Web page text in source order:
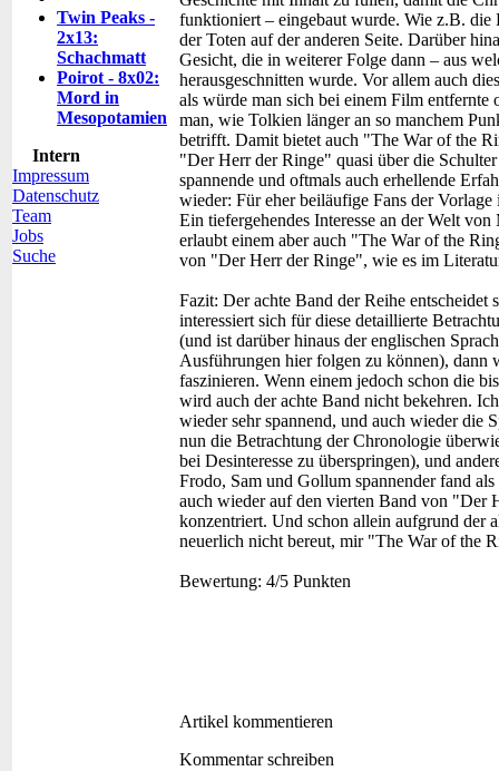
Twin Peaks -
2x13:
Schachmatt
Poirot - 8x02:
Mord in
Mesopotamien
Intern
Impressum
Datenschutz
Team
Jobs
Suche
funktioniert – eingebaut wurde. Wie z.B. die
der Toten auf der anderen Seite. Darüber
Gesicht, die in weiterer Folge dann – aus
herausgeschnitten wurde. Vor allem auch
als würde man sich bei einem Film entfernte
man, wie Tolkien länger an so manchem
betrifft. Damit bietet auch "The War of the
"Der Herr der Ringe" quasi über die
spannende und oftmals auch erhellende
wieder: Für eher beiläufige Fans der
Ein tiefergehendes Interesse an der Welt
erlaubt einem aber auch "The War of the
von "Der Herr der Ringe", wie es im
Fazit: Der achte Band der Reihe
interessiert sich für diese detaillierte
(und ist darüber hinaus der englischen
Ausführungen hier folgen zu können),
faszinieren. Wenn einem jedoch schon die
wird auch der achte Band nicht bekehren.
wieder sehr spannend, und auch wieder die
nun die Betrachtung der Chronologie
bei Desinteresse zu überspringen), und
Frodo, Sam und Gollum spannender fand
auch wieder auf den vierten Band von "Der
konzentriert. Und schon allein aufgrund der
neuerlich nicht bereut, mir "The War of the
Bewertung: 4/5 Punkten
Artikel kommentieren
Kommentar schreiben